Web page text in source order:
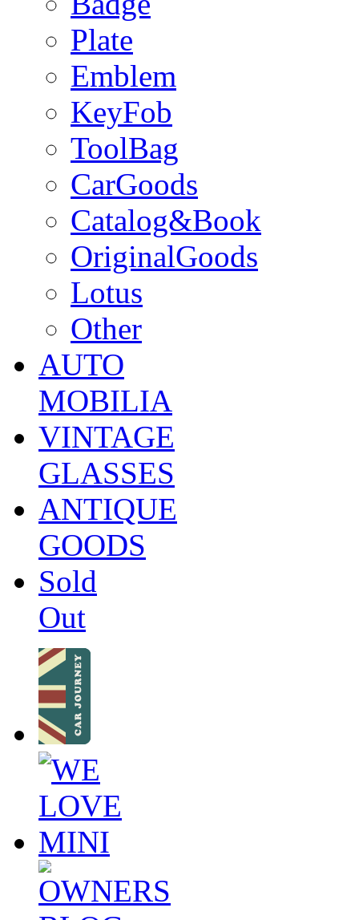
Plate
Emblem
KeyFob
ToolBag
CarGoods
Catalog&Book
OriginalGoods
Lotus
Other
AUTO
MOBILIA
VINTAGE
GLASSES
ANTIQUE
GOODS
Sold
Out